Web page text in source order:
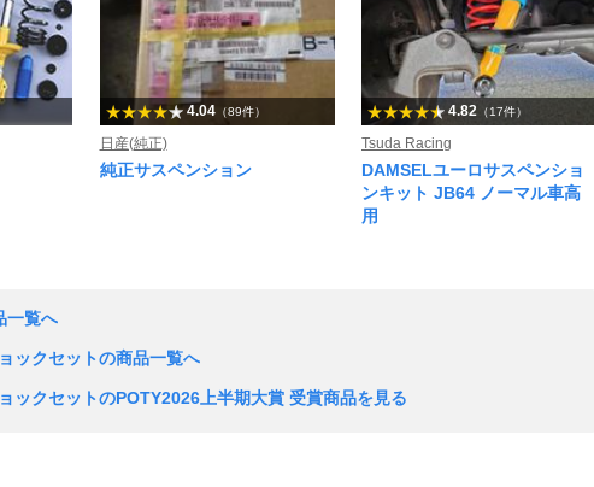
4.04（89件）
日産(純正)
純正サスペンション
4.82 （17件）
Tsuda Racing
DAMSELユーロサスペンショ
ンキット JB64 ノーマル車高
用
一覧へ
ックセットの商品一覧へ
ックセットのPOTY2026上半期大賞 受賞商品を見る